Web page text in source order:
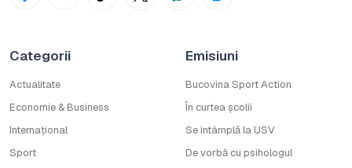
Categorii
Actualitate
Economie & Business
Internațional
Sport
Emisiuni
Bucovina Sport Action
În curtea școlii
Se întâmplă la USV
De vorbă cu psihologul